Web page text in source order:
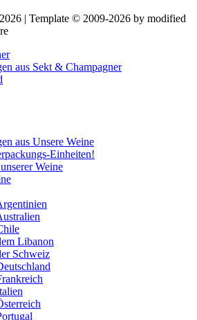
| Template © 2009-2026 by modified
aus Sekt & Champagner
aus Unsere Weine
Einheiten!
Weine
Libanon
Schweiz